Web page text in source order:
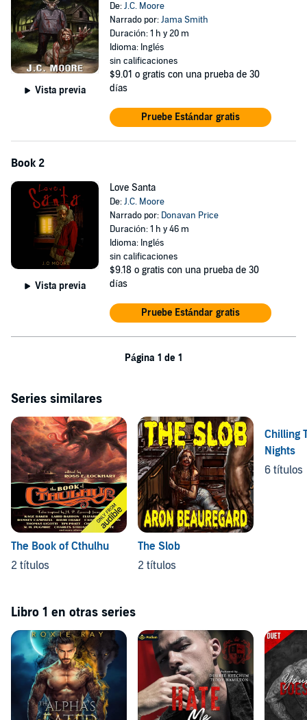
Vista previa
De:J.C. Moore
Narrado por:Jama Smith
Duración: 1 h y 20 m
Idioma: Inglés
sin calificaciones
$9.01 o gratis con una prueba de 30
días
Pruebe Estándar gratis
Book 2
Vista previa
Love Santa
De:J.C. Moore
Narrado por: Donavan Price
Duración: 1 h y 46 m
Idioma: Inglés
sin calificaciones
$9.18 o gratis con una prueba de 30
días
Pruebe Estándar gratis
Página 1 de 1
Series similares
The Book of Cthulhu
2 títulos
The Slob
2 títulos
Chilling
Nights
6 títulos
Libro 1 en otras series